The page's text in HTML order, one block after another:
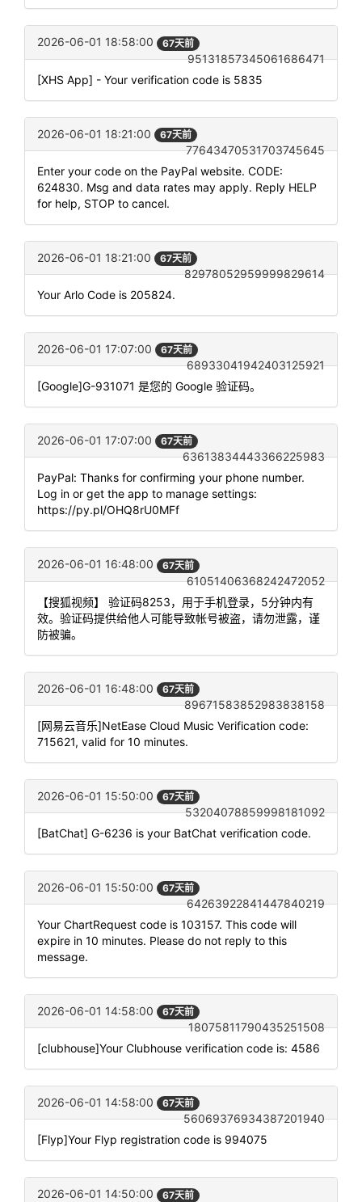
2026-06-01 18:58:00 67天前
95131857345061686471
[XHS App] - Your verification code is 5835
2026-06-01 18:21:00 67天前
77643470531703745645
Enter your code on the PayPal website. CODE:
624830. Msg and data rates may apply. Reply HELP
for help, STOP to cancel.
2026-06-01 18:21:00 67天前
82978052959999829614
Your Arlo Code is 205824.
2026-06-01 17:07:00 67天前
68933041942403125921
[Google]G-931071 是您的 Google 验证码。
2026-06-01 17:07:00 67天前
63613834443366225983
PayPal: Thanks for confirming your phone number.
Log in or get the app to manage settings:
https://py.pl/OHQ8rU0MFf
2026-06-01 16:48:00 67天前
61051406368242472052
【搜狐视频】 验证码8253，用于手机登录，5分钟内有
效。验证码提供给他人可能导致帐号被盗，请勿泄露，谨
防被骗。
2026-06-01 16:48:00 67天前
89671583852983838158
[网易云音乐]NetEase Cloud Music Verification code:
715621, valid for 10 minutes.
2026-06-01 15:50:00 67天前
53204078859998181092
[BatChat] G-6236 is your BatChat verification code.
2026-06-01 15:50:00 67天前
64263922841447840219
Your ChartRequest code is 103157. This code will
expire in 10 minutes. Please do not reply to this
message.
2026-06-01 14:58:00 67天前
18075811790435251508
[clubhouse]Your Clubhouse verification code is: 4586
2026-06-01 14:58:00 67天前
56069376934387201940
[Flyp]Your Flyp registration code is 994075
2026-06-01 14:50:00 67天前